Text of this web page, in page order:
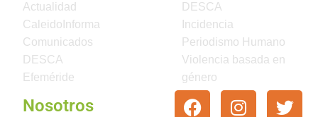
Actualidad
CaleidoInforma
Comunicados
DESCA
Efeméride
DESCA
Incidencia
Periodismo Humano
Violencia basada en
género
Nosotros